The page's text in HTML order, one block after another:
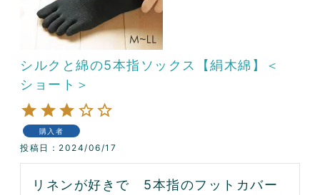
シルクと綿の5本指ソックス【絹木綿】＜
ショート＞
購入者
投稿日 2024/06/17
リネンが好きで　5本指のフットカバー